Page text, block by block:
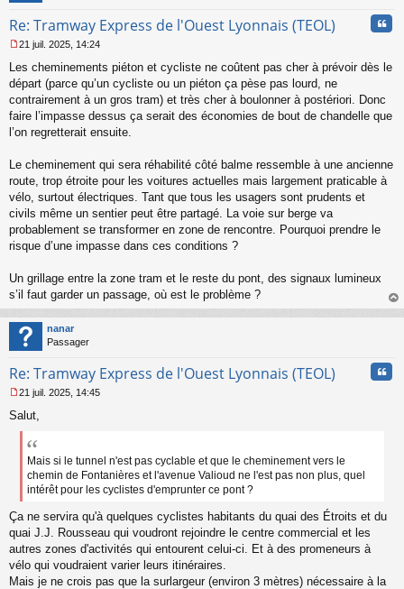
Re: Tramway Express de l'Ouest Lyonnais (TEOL)
e
s
g
e
o
u
21 juil. 2025, 14:24
Les cheminements piéton et cycliste ne coûtent pas cher à prévoir dès le
départ (parce qu’un cycliste ou un piéton ça pèse pas lourd, ne
contrairement à un gros tram) et très cher à boulonner à postériori. Donc
faire l’impasse dessus ça serait des économies de bout de chandelle que
l’on regretterait ensuite.
Le cheminement qui sera réhabilité côté balme ressemble à une ancienne
route, trop étroite pour les voitures actuelles mais largement praticable à
vélo, surtout électriques. Tant que tous les usagers sont prudents et
civils même un sentier peut être partagé. La voie sur berge va
probablement se transformer en zone de rencontre. Pourquoi prendre le
risque d’une impasse dans ces conditions ?
Un grillage entre la zone tram et le reste du pont, des signaux lumineux
s’il faut garder un passage, où est le problème ?
au
nanar
Passager
Re: Tramway Express de l'Ouest Lyonnais (TEOL)
e
s
l
u
21 juil. 2025, 14:45
Salut,
Mais si le tunnel n'est pas cyclable et que le cheminement vers le
chemin de Fontanières et l'avenue Valioud ne l'est pas non plus, quel
intérêt pour les cyclistes d'emprunter ce pont ?
Ça ne servira qu'à quelques cyclistes habitants du quai des Étroits et du
quai J.J. Rousseau qui voudront rejoindre le centre commercial et les
autres zones d'activités qui entourent celui-ci. Et à des promeneurs à
vélo qui voudraient varier leurs itinéraires.
Mais je ne crois pas que la surlargeur (environ 3 mètres) nécessaire à la